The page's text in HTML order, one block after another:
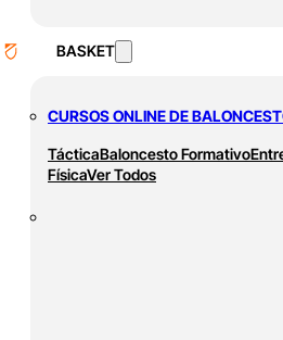
BASKET
CURSOS ONLINE DE
TácticaBaloncesto Formativo
FísicaVer Todos